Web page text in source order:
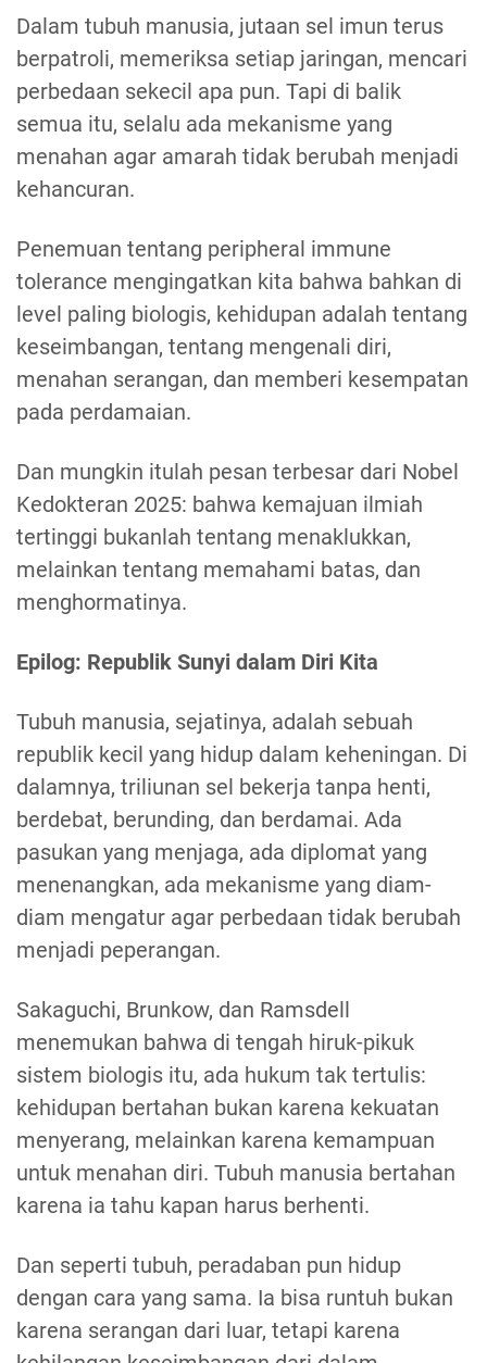
Dalam tubuh manusia, jutaan sel imun terus
berpatroli, memeriksa setiap jaringan, mencari
perbedaan sekecil apa pun. Tapi di balik
semua itu, selalu ada mekanisme yang
menahan agar amarah tidak berubah menjadi
kehancuran.
Penemuan tentang peripheral immune
tolerance mengingatkan kita bahwa bahkan di
level paling biologis, kehidupan adalah tentang
keseimbangan, tentang mengenali diri,
menahan serangan, dan memberi kesempatan
pada perdamaian.
Dan mungkin itulah pesan terbesar dari Nobel
Kedokteran 2025: bahwa kemajuan ilmiah
tertinggi bukanlah tentang menaklukkan,
melainkan tentang memahami batas, dan
menghormatinya.
Epilog: Republik Sunyi dalam Diri Kita
Tubuh manusia, sejatinya, adalah sebuah
republik kecil yang hidup dalam keheningan. Di
dalamnya, triliunan sel bekerja tanpa henti,
berdebat, berunding, dan berdamai. Ada
pasukan yang menjaga, ada diplomat yang
menenangkan, ada mekanisme yang diam-
diam mengatur agar perbedaan tidak berubah
menjadi peperangan.
Sakaguchi, Brunkow, dan Ramsdell
menemukan bahwa di tengah hiruk-pikuk
sistem biologis itu, ada hukum tak tertulis:
kehidupan bertahan bukan karena kekuatan
menyerang, melainkan karena kemampuan
untuk menahan diri. Tubuh manusia bertahan
karena ia tahu kapan harus berhenti.
Dan seperti tubuh, peradaban pun hidup
dengan cara yang sama. Ia bisa runtuh bukan
karena serangan dari luar, tetapi karena